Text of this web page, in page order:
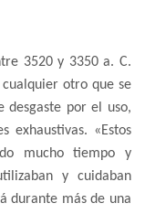
3520 y 3350 a. C.
cualquier otro que se
desgaste por el uso,
exhaustivas. «Estos
mucho tiempo y
y cuidaban
durante más de una